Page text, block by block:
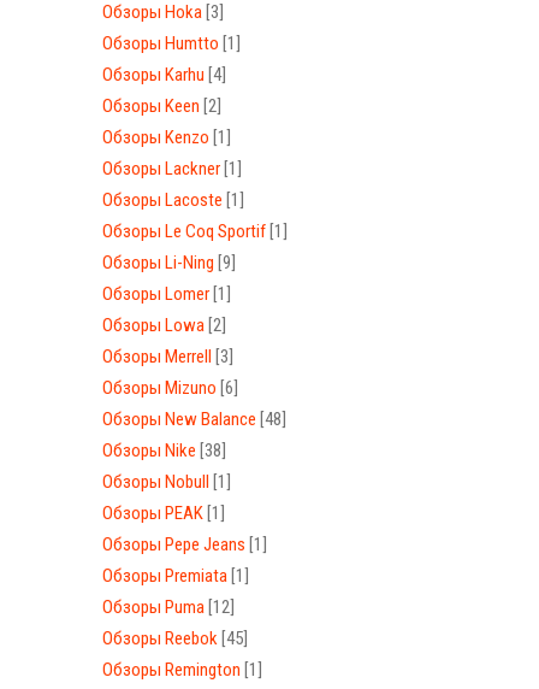
Обзоры Hoka [3]
Обзоры Humtto [1]
Обзоры Karhu [4]
Обзоры Keen [2]
Обзоры Kenzo [1]
Обзоры Lackner [1]
Обзоры Lacoste [1]
Обзоры Le Coq Sportif [1]
Обзоры Li-Ning [9]
Обзоры Lomer [1]
Обзоры Lowa [2]
Обзоры Merrell [3]
Обзоры Mizuno [6]
Обзоры New Balance [48]
Обзоры Nike [38]
Обзоры Nobull [1]
Обзоры PEAK [1]
Обзоры Pepe Jeans [1]
Обзоры Premiata [1]
Обзоры Puma [12]
Обзоры Reebok [45]
Обзоры Remington [1]